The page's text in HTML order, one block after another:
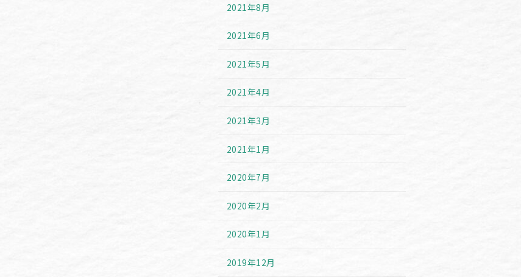
2021年8月
2021年6月
2021年5月
2021年4月
2021年3月
2021年1月
2020年7月
2020年2月
2020年1月
2019年12月